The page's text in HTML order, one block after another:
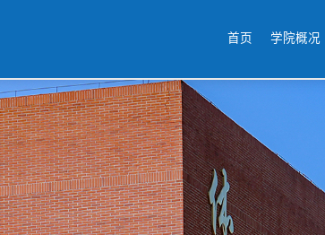
首页 学院概况